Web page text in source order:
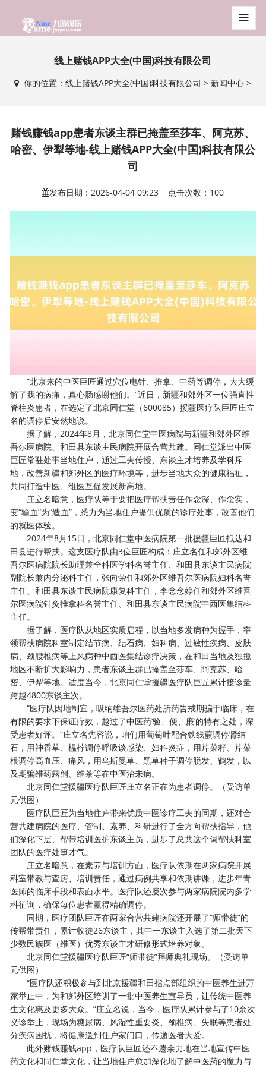
线上赌钱APP大全(中国)科技有限公司
你的位置：线上赌钱APP大全(中国)科技有限公司 > 新闻中心 >
赌钱赚钱app患者东谈主群已掩盖至莎车、阿克苏、
哈密、伊犁等地-线上赌钱APP大全(中国)科技有限公
司
发布日期：2026-04-04 09:23 点击次数：100
“北京来的中医巨匠通过穴位电针、推拿、中药等调停，大大缓
解了我的病痛，真心肠感谢他们。”近日，新疆和郊外区一位强直性
脊柱炎患者，在选定了北京同仁堂（600085）援疆医疗队巨匠庄立
名的调停后安然地说。
据了解，2024年8月，北京同仁堂中医病院与新疆和郊外区维
吾尔医病院、和田县东谈主民病院开展合营共建。同仁堂派出中医
巨匠常驻处事当地住户，通过工夫传授、东谈主才培养及学科斥
地，改善新疆和郊外区的医疗环境等，进步当地大众的健康福祉，
共同打造中医、维医互促发展新高地。
庄立名暗意，医疗队等于要把医疗帮扶责任作念深、作念实，
变“输血”为“造血”，悉力为当地住户提供优质的诊疗处事，改善他们
的就医体验。
2024年8月15日，北京同仁堂中医病院第一批援疆巨匠抵达和
田县进行帮扶。这支医疗队由3位巨匠构成：庄立名任和郊外区维
吾尔医病院院长助理兼全科医学科名誉主任、和田县东谈主民病院
副院长兼内分泌科主任，张向荣任和郊外区维吾尔医病院妇科名誉
主任、和田县东谈主民病院康复科主任，李念念婷任和郊外区维吾
尔医病院针灸推拿科名誉主任、和田县东谈主民病院中西医集结科
主任。
据了解，医疗队从地区实质启程，以当地多发病种为握手，率
领帮扶病院科室制定结节病、结石病、妇科病、过敏性疾病、皮肤
病、颈腰椎病等上风病种中西医集结诊疗决策，在和田当地及独揽
地区不断扩大影响力，患者东谈主群已掩盖至莎车、阿克苏、哈
密、伊犁等地。适度当今，北京同仁堂援疆医疗队巨匠累计接诊量
跨越4800东谈主次。
“医疗队因地制宜，吸纳维吾尔医药处所药告戒期骗于临床，在
有限的要求下保证疗效，越过了中医药‘验、便、廉’的特有之处，深
受患者好评。”庄立名先容说，咱们用葡萄叶配合铁线蕨调停肾结
石，用神香草、榅桲调停呼吸谈感染、妇科炎症，用芹菜籽、芹菜
根调停高血压、痛风，用乌斯曼草、黑草种子调停脱发、鹤发，以
及期骗维药露剂、维茶等在中医治未病。
北京同仁堂援疆医疗队巨匠庄立名正在为患者调停。（受访单
元供图）
医疗队巨匠为当地住户带来优质中医诊疗工夫的同期，还对合
营共建病院的医疗、管制、素养、科研进行了全方向帮扶指导，他
们深化下层、帮带培训医护东谈主员，进步了总共这个词帮扶科室
团队的医疗处事才气。
庄立名暗意，在素养与培训方面，医疗队依期在两家病院开展
科室带教与查房、培训责任，通过病例共享和依期讲课，进步年青
医师的临床手段和表面水平。医疗队还屡次参与两家病院院内多学
科征询，确保每位患者赢得精确调停。
同期，医疗团队巨匠在两家合营共建病院还开展了“师带徒”的
传帮带责任，累计收徒26东谈主，其中一东谈主入选了第二批天下
少数民族医（维医）优秀东谈主才研修形式培养对象。
北京同仁堂援疆医疗队巨匠“师带徒”拜师典礼现场。（受访单
元供图）
“医疗队还积极参与到北京援疆和田指点部组织的中医养生进万
家举止中，为和郊外区培训了一批中医养生宣导员，让传统中医养
生文化惠及更多大众。”庄立名说，当今，医疗队累计参与了10余次
义诊举止，现场为糖尿病、风湿性重要炎、颈椎病、失眠等患者处
分疾病困扰，将健康送到住户家门口，传递医者大爱。
此外赌钱赚钱app，医疗队巨匠还不遗余力地在当地宣传中医
药文化和同仁堂文化，让当地住户愈加深化地了解中医药的魔力与